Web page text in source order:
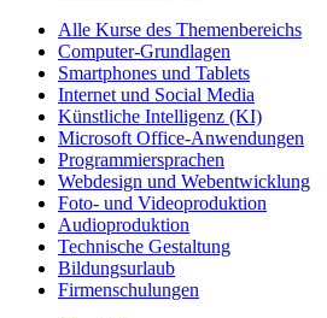
Alle Kurse des Themenbereichs
Computer-Grundlagen
Smartphones und Tablets
Internet und Social Media
Künstliche Intelligenz (KI)
Microsoft Office-Anwendungen
Programmiersprachen
Webdesign und Webentwicklung
Foto- und Videoproduktion
Audioproduktion
Technische Gestaltung
Bildungsurlaub
Firmenschulungen